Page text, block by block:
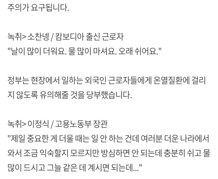
주의가 요구됩니다.
녹취> 소찬넹 / 캄보디아 출신 근로자
"날이 많이 더워요. 물 많이 마셔요. 오래 쉬어요."
정부는 현장에서 일하는 외국인 근로자들에게 온열질환에 걸리
지 않도록 유의해줄 것을 당부했습니다.
녹취> 이정식 / 고용노동부 장관
"제일 중요한 게 더울 때는 일 안 하는 건데 여러분 더운 나라에서
와서 조금 익숙할지 모르지만 방심하면 안 되는데 충분히 쉬고 물
많이 드시고 그늘 같은 데 계시면 되는데..."